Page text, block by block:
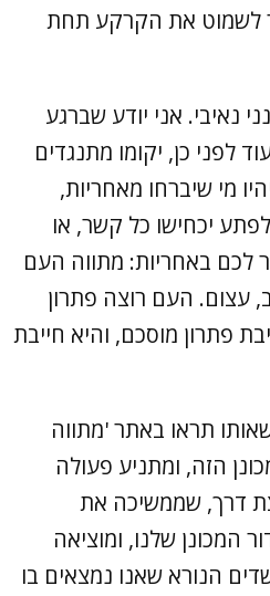
לשמוט את הקרקע תחת
נאיבי. אני יודע שברגע
לפני כן, יקומו מתנגדים
מי שיברחו מאחריות,
יכחישו כל קשר, או
לכם באחריות: מתווה העם
העם רוצה פתרון
פתרון מוסכם, והיא חייבת
תראו באתר 'מתווה
הזה, ומתניע פעולה
דרך, שממשיכה את
המכונן שלנו, ומוציאה
הנורא שאנו נמצאים בו